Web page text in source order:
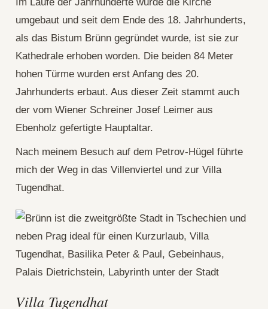
umgebaut und seit dem Ende des 18. Jahrhunderts,
als das Bistum Brünn gegründet wurde, ist sie zur
Kathedrale erhoben worden. Die beiden 84 Meter
hohen Türme wurden erst Anfang des 20.
Jahrhunderts erbaut. Aus dieser Zeit stammt auch
der vom Wiener Schreiner Josef Leimer aus
Ebenholz gefertigte Hauptaltar.
Nach meinem Besuch auf dem Petrov-Hügel führte
mich der Weg in das Villenviertel und zur Villa
Tugendhat.
Villa Tugendhat